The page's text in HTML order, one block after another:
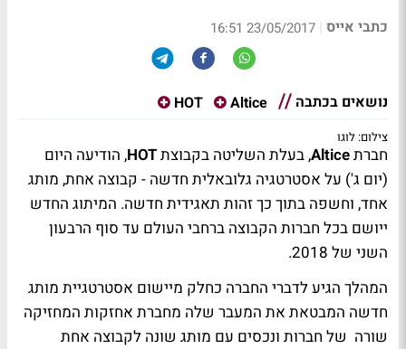
כתבי אייס |
23/05/2017 16:51
נושאים בכתבה Altice
HOT
צילום: לוגו
חברתAltice, בעלת השליטה בקבוצתHOT, הודיעה היום
(יום ג') על אסטרטגיה גלובאלית חדשה - קבוצה אחת, מותג
אחד, וחשפה בתוך כך זהות תאגידית חדשה. המיתוג החדש
ייושם בכל חברות הקבוצה ברחבי העולם עד סוף הרבעון
השני של 2018.
המהלך הגיע לדברי החברה כחלק מיישום אסטרטגיית מותג
חדשה המבטאת את המעבר שלה מחברת אחזקות המחזיקה
שורה של חברות ונכסים עם מותג שונה לקבוצה אחת